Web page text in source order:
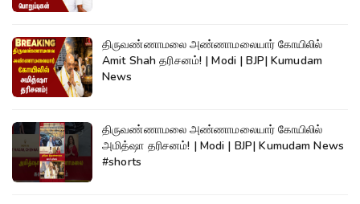
திருவண்ணாமலை அண்ணாமலையார் கோயிலில்
Amit Shah தரிசனம்! | Modi | BJP| Kumudam
News
திருவண்ணாமலை அண்ணாமலையார் கோயிலில்
அமித்ஷா தரிசனம்! | Modi | BJP| Kumudam News
#shorts